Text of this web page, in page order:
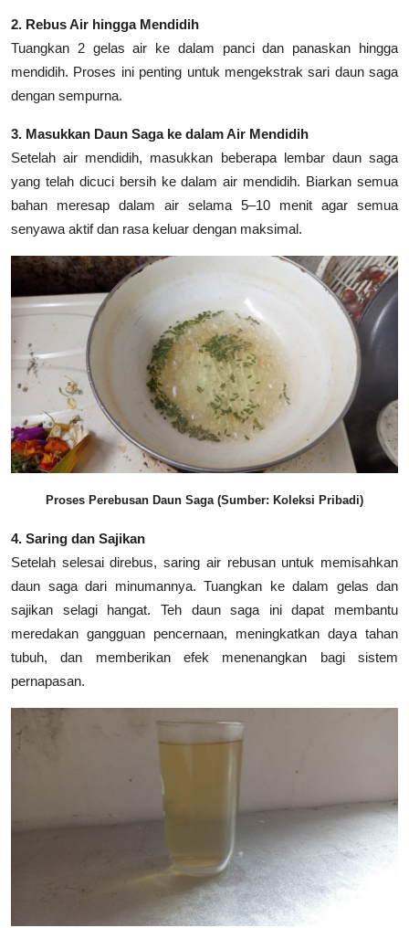
2. Rebus Air hingga Mendidih
Tuangkan 2 gelas air ke dalam panci dan panaskan hingga
mendidih. Proses ini penting untuk mengekstrak sari daun saga
dengan sempurna.
3. Masukkan Daun Saga ke dalam Air Mendidih
Setelah air mendidih, masukkan beberapa lembar daun saga
yang telah dicuci bersih ke dalam air mendidih. Biarkan semua
bahan meresap dalam air selama 5–10 menit agar semua
senyawa aktif dan rasa keluar dengan maksimal.
Proses Perebusan Daun Saga (Sumber: Koleksi Pribadi)
4. Saring dan Sajikan
Setelah selesai direbus, saring air rebusan untuk memisahkan
daun saga dari minumannya. Tuangkan ke dalam gelas dan
sajikan selagi hangat. Teh daun saga ini dapat membantu
meredakan gangguan pencernaan, meningkatkan daya tahan
tubuh, dan memberikan efek menenangkan bagi sistem
pernapasan.